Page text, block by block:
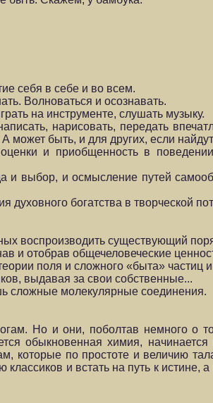
себя в себе и во всем.
Волноваться и осознавать.
на инструменте, слушать музыку.
нарисовать, передать
может быть, и для других, если
и приобщенность в
выбор, и осмысление путей
духовного богатства в творческой
воспроизводить существующий
и отобрав общечеловеческие
поля и сложного «быта» частиц
выдавая за свои собственные...
сложные молекулярные соединения.
Но и они, поболтав немного о
обыкновенная химия,
которые по простоте и величию
и встать на путь к